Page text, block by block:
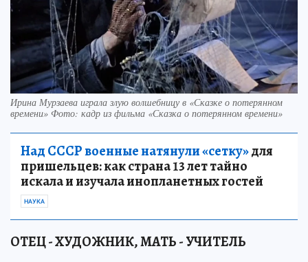
Ирина Мурзаева играла злую волшебницу в «Сказке о потерянном
времени» Фото: кадр из фильма «Сказка о потерянном времени»
Над СССР военные натянули «сетку»для
пришельцев: как страна 13 лет тайно
искала и изучала инопланетных гостей
НАУКА
ОТЕЦ - ХУДОЖНИК, МАТЬ - УЧИТЕЛЬ